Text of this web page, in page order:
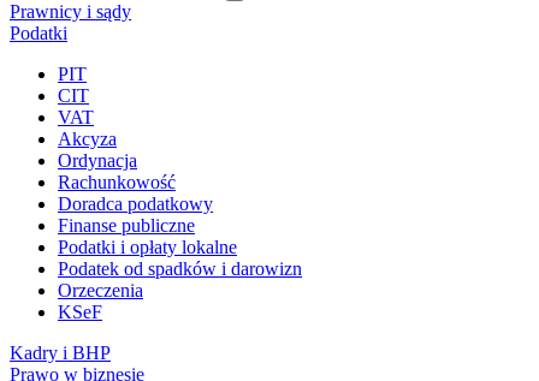
Prawnicy i sądy
Podatki
PIT
CIT
VAT
Akcyza
Ordynacja
Rachunkowość
Doradca podatkowy
Finanse publiczne
Podatki i opłaty lokalne
Podatek od spadków i darowizn
Orzeczenia
KSeF
Kadry i BHP
Prawo w biznesie